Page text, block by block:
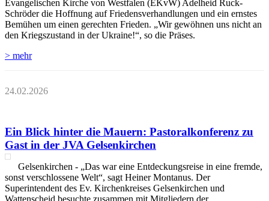
Evangelischen Kirche von Westfalen (EKvW) Adelheid Ruck-
Schröder die Hoffnung auf Friedensverhandlungen und ein ernstes
Bemühen um einen gerechten Frieden. „Wir gewöhnen uns nicht an
den Kriegszustand in der Ukraine!“, so die Präses.
> mehr
24.02.2026
Ein Blick hinter die Mauern: Pastoralkonferenz zu
Gast in der JVA Gelsenkirchen
Gelsenkirchen - „Das war eine Entdeckungsreise in eine fremde,
sonst verschlossene Welt“, sagt Heiner Montanus. Der
Superintendent des Ev. Kirchenkreises Gelsenkirchen und